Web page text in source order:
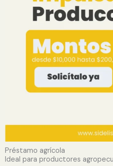
Préstamo agrícola
Ideal para productores